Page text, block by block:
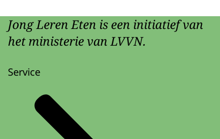
Jong Leren Eten is een initiatief van
het ministerie van LVVN.
Service